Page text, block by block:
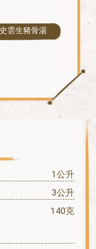
史雲生豬骨湯
1公升
3公升
140克